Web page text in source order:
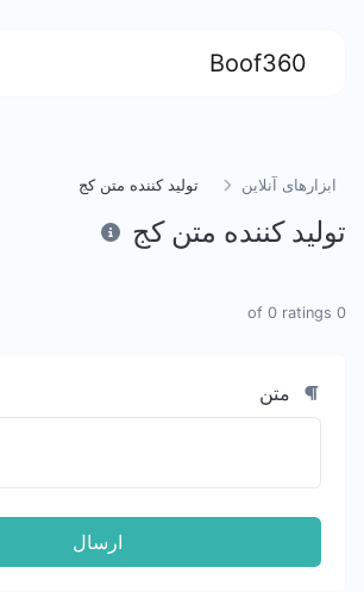
Boof360
ابزارهای آنلاین تولید کننده متن کج
تولید کننده متن کج
0
of
0 ratings
متن
ارسال